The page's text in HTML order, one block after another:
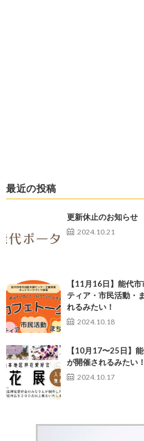
最近の投稿
更新休止のお知らせ
2024.10.21
【11月16日】能代
ティア・市民活動・
れるみたい！
2024.10.18
【10月17〜25日】
が開催されるみたい！
2024.10.17